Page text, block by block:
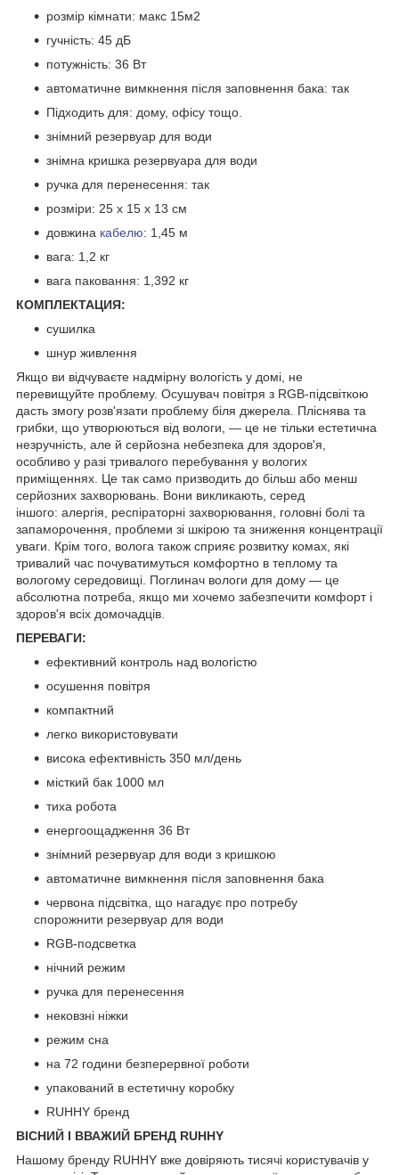
розмір кімнати: макс 15м2
гучність: 45 дБ
потужність: 36 Вт
автоматичне вимкнення після заповнення бака: так
Підходить для: дому, офісу тощо.
знімний резервуар для води
знімна кришка резервуара для води
ручка для перенесення: так
розміри: 25 х 15 х 13 см
довжина кабелю: 1,45 м
вага: 1,2 кг
вага паковання: 1,392 кг
КОМПЛЕКТАЦИЯ:
сушилка
шнур живлення
Якщо ви відчуваєте надмірну вологість у домі, не
перевищуйте проблему. Осушувач повітря з RGB-підсвіткою
дасть змогу розв'язати проблему біля джерела. Пліснява та
грибки, що утворюються від вологи, — це не тільки естетична
незручність, але й серйозна небезпека для здоров'я,
особливо у разі тривалого перебування у вологих
приміщеннях. Це так само призводить до більш або менш
серйозних захворювань. Вони викликають, серед
іншого: алергія, респіраторні захворювання, головні болі та
запаморочення, проблеми зі шкірою та зниження концентрації
уваги. Крім того, волога також сприяє розвитку комах, які
тривалий час почуватимуться комфортно в теплому та
вологому середовищі. Поглинач вологи для дому — це
абсолютна потреба, якщо ми хочемо забезпечити комфорт і
здоров'я всіх домочадців.
ПЕРЕВАГИ:
ефективний контроль над вологістю
осушення повітря
компактний
легко використовувати
висока ефективність 350 мл/день
місткий бак 1000 мл
тиха робота
енергоощадження 36 Вт
знімний резервуар для води з кришкою
автоматичне вимкнення після заповнення бака
червона підсвітка, що нагадує про потребу
спорожнити резервуар для води
RGB-подсветка
нічний режим
ручка для перенесення
нековзні ніжки
режим сна
на 72 години безперервної роботи
упакований в естетичну коробку
RUHHY бренд
ВІСНИЙ І ВВАЖИЙ БРЕНД RUHHY
Нашому бренду RUHHY вже довіряють тисячі користувачів у